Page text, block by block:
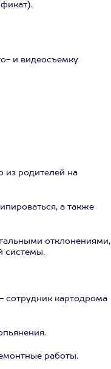
и видеосъемку
из родителей на
а также
отклонениями,
системы.
сотрудник картодрома
работы.